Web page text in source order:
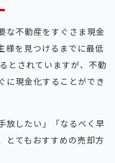
な不動産をすぐさま現金
様を見つけるまでに最低
とされていますが、不動
に現金化することができ
放したい」「なるべく早
とてもおすすめの売却方